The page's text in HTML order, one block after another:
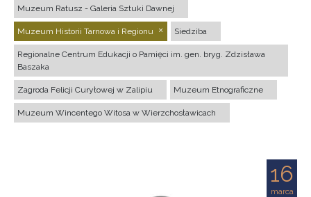
Muzeum Ratusz - Galeria Sztuki Dawnej
Muzeum Historii Tarnowa i Regionu Siedziba
Regionalne Centrum Edukacji o Pamięci im. gen. bryg. Zdzisława
Baszaka
Zagroda Felicji Curyłowej w Zalipiu Muzeum Etnograficzne
Muzeum Wincentego Witosa w Wierzchosławicach
16
marca